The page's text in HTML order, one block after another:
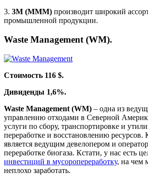
3. 3M (MMM) производит широкий
промышленной продукции.
Waste Management (WM).
Стоимость 116 $.
Дивиденды 1,6%.
Waste Management (WM) – одна из
управлению отходами в Северной
услуги по сбору, транспортировке и
переработке и восстановлению ресурсов.
является ведущим девелопером и
переработке биогаза. Кстати, у нас есть
инвестиций в мусоропереработку, на чем
неплохо заработать.